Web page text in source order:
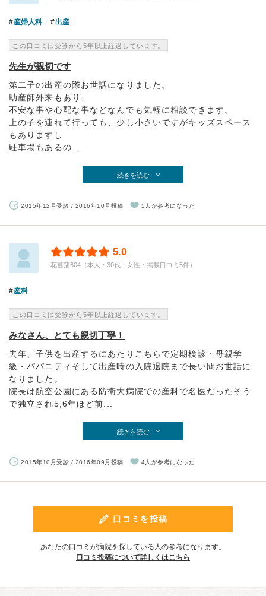
産婦人科 出産
この口コミは受診から5年以上経過しています。
先生が親切です
第二子の出産の際お世話になりました。
助産師外来もあり、
不安な事や心配な事などなんでも気軽に相談できます。
上の子を連れて行っても、少し小さいですがキッズスペース
もありますし
駐車場もあるの...
続きを読む
2015年12月受診 / 2016年10月投稿 5人が参考になった
5.0
花菖蒲604（本人・30代・女性・掲載口コミ5件）
産科
この口コミは受診から5年以上経過しています。
みなさん、とても親切丁寧！
去年、子供を出産するにあたりこちらで定期検診・母親学
級・パパニティそして出産時の入院退院まで長い間お世話に
なりました。
院長は航空公園にある防衛大病院での産科で名医だったそう
で独立され5,6年ほど前...
続きを読む
2015年10月受診 / 2016年09月投稿 4人が参考になった
口コミを投稿
あなたの口コミが病院を探している人の参考になります。
口コミ投稿について詳しくはこちら